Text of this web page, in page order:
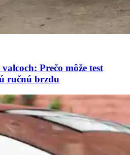
Prečo môže test
ručnú brzdu